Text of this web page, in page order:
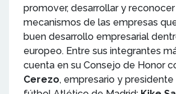
promover, desarrollar y
mecanismos de las empresas
buen desarrollo empresarial
europeo. Entre sus integrantes
cuenta en su Consejo de Honor
Cerezo, empresario y